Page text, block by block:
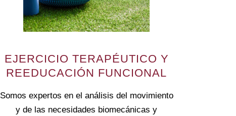
EJERCICIO TERAPÉUTICO Y
REEDUCACIÓN FUNCIONAL
Somos expertos en el análisis del movimiento
y de las necesidades biomecánicas y